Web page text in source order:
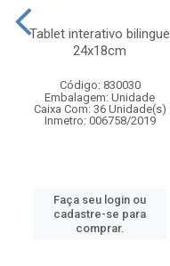
Tablet interativo bilingue
24x18cm
Código: 830030
Embalagem: Unidade
Caixa Com: 36 Unidade(s)
Inmetro: 006758/2019
Faça seu login ou
cadastre-se para
comprar.